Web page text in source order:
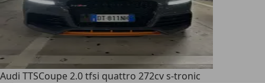
Audi TTSCoupe 2.0 tfsi quattro 272cv s-tronic